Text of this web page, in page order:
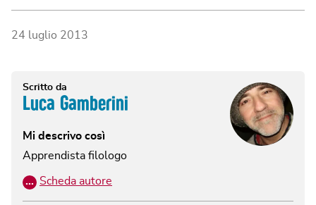
24 luglio 2013
Scritto da
Luca Gamberini
Mi descrivo così
Apprendista filologo
… Scheda autore